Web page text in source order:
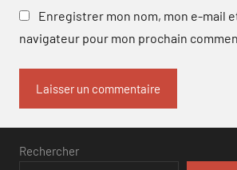
Enregistrer mon nom, mon e-mail
navigateur pour mon prochain
Rechercher